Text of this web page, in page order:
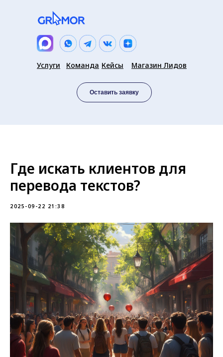
Оставить заявку
Услуги Кейсы Магазин Лидов
Команда
Где искать клиентов для
перевода текстов?
2025-09-22 21:38